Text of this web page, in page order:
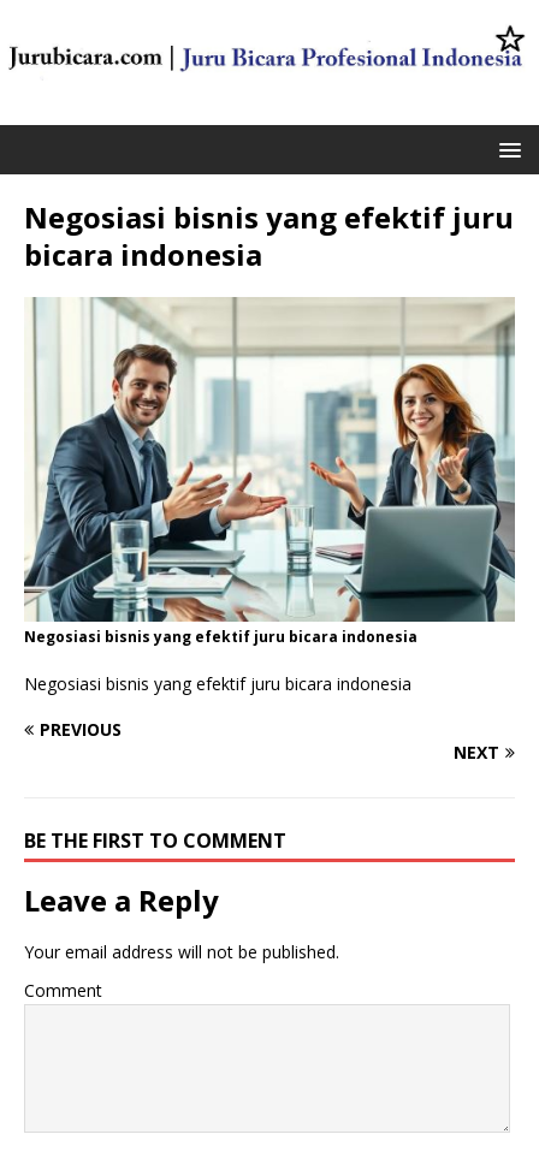
Negosiasi bisnis yang efektif juru
bicara indonesia
Negosiasi bisnis yang efektif juru bicara indonesia
Negosiasi bisnis yang efektif juru bicara indonesia
PREVIOUS
NEXT
BE THE FIRST TO COMMENT
Leave a Reply
Your email address will not be published.
Comment